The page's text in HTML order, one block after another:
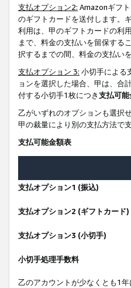
支払オプション2: Amazonギフ
のギフトカードを送付します。
利用は、甲のギフトカードの利
まで、料金の支払いを留保する
択するまでの間、料金の支払い
支払オプション 3: 小切手による
ョンを選択した場合、甲は、合
付する小切手1枚につき支払可
乙がいずれのオプションも選択
甲の裁量により別の支払方法で
支払可能金額表
支払オプション1 (振込)
支払オプション2 (ギフトカード)
支払オプション3 (小切手)
小切手処理手数料
乙のアカウントが少なくとも1